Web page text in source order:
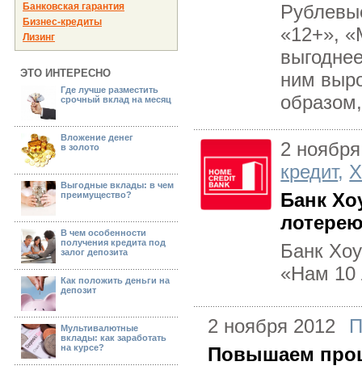
Банковская гарантия
Бизнес-кредиты
Лизинг
ЭТО ИНТЕРЕСНО
Где лучше разместить
cрочный вклад на месяц
Вложение денег
в золото
Выгодные вклады: в чем
преимущество?
В чем особенности
получения кредита под
залог депозита
Как положить деньги на
депозит
Мультивалютные
вклады: как заработать
на курсе?
«12+»,
ним
2
кредит,
Банк
Банк
«Нам 10
2 ноября 2012
Повышаем